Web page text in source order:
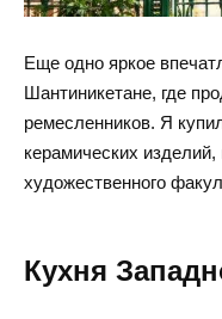
Еще одно яркое
Шантиникетане, где
ремесленников. Я
керамических
художественного
Кухня